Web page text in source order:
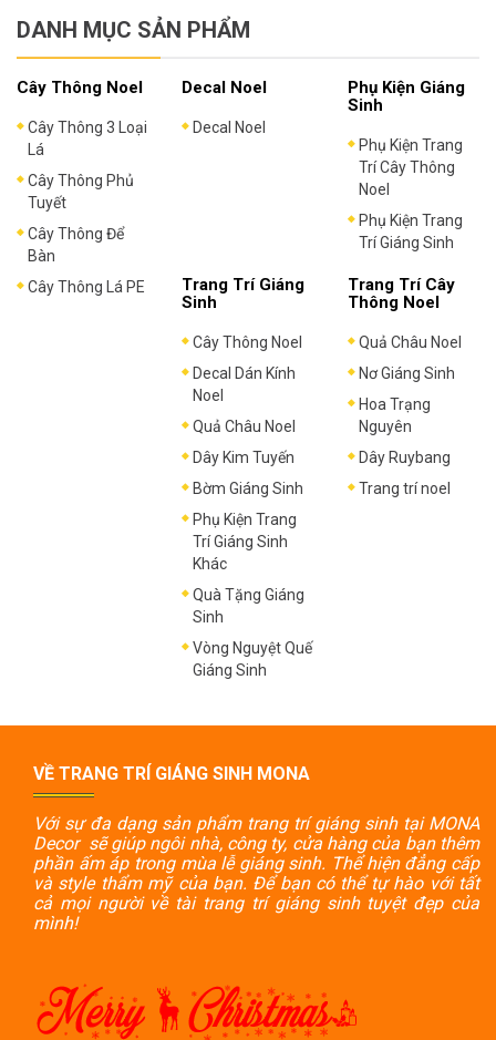
DANH MỤC SẢN PHẨM
Cây Thông Noel
Cây Thông 3 Loại
Lá
Cây Thông Phủ
Tuyết
Cây Thông Để
Bàn
Cây Thông Lá PE
Decal Noel
Decal Noel
Phụ Kiện Giáng
Sinh
Phụ Kiện Trang
Trí Cây Thông
Noel
Phụ Kiện Trang
Trí Giáng Sinh
Trang Trí Giáng
Sinh
Cây Thông Noel
Decal Dán Kính
Noel
Quả Châu Noel
Dây Kim Tuyến
Bờm Giáng Sinh
Phụ Kiện Trang
Trí Giáng Sinh
Khác
Quà Tặng Giáng
Sinh
Vòng Nguyệt Quế
Giáng Sinh
Trang Trí Cây
Thông Noel
Quả Châu Noel
Nơ Giáng Sinh
Hoa Trạng
Nguyên
Dây Ruybang
Trang trí noel
VỀ TRANG TRÍ GIÁNG SINH MONA
Với sự đa dạng sản phẩm trang trí giáng sinh tại MONA
Decor sẽ giúp ngôi nhà, công ty, cửa hàng của bạn thêm
phần ấm áp trong mùa lễ giáng sinh. Thể hiện đẳng cấp
và style thẩm mỹ của bạn. Để bạn có thể tự hào với tất
cả mọi người về tài trang trí giáng sinh tuyệt đẹp của
mình!